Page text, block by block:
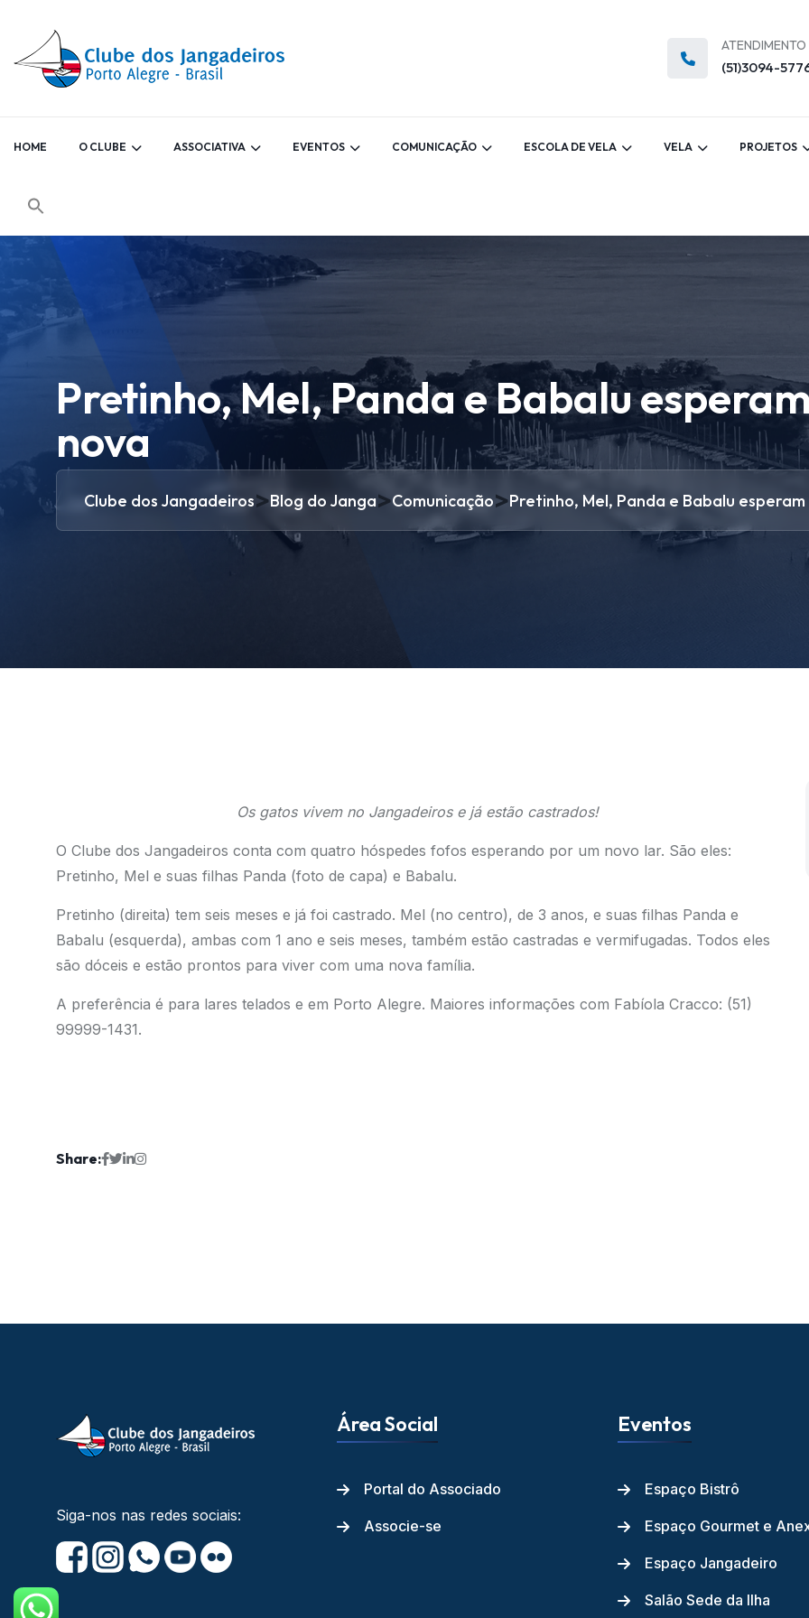
ATENDIMENTO
(51)3094-
HOME O CLUBE ASSOCIATIVA EVENTOS COMUNICAÇÃO ESCOLA DE VELA VELA PROJETOS
Pretinho, Mel, Panda e Babalu
nova
Clube dos Jangadeiros>Blog do Janga>Comunicação>Pretinho, Mel, Panda e Babalu
Os gatos vivem no Jangadeiros e já estão castrados!
O Clube dos Jangadeiros conta com quatro hóspedes fofos esperando por um novo lar. São eles:
Pretinho, Mel e suas filhas Panda (foto de capa) e Babalu.
Pretinho (direita) tem seis meses e já foi castrado. Mel (no centro), de 3 anos, e suas filhas Panda e
Babalu (esquerda), ambas com 1 ano e seis meses, também estão castradas e vermifugadas. Todos eles
são dóceis e estão prontos para viver com uma nova família.
A preferência é para lares telados e em Porto Alegre. Maiores informações com Fabíola Cracco: (51)
99999-1431.
Share:
Siga-nos nas redes sociais:
Área Social
Portal do Associado
Associe-se
Eventos
Espaço Bistrô
Espaço Gourmet e
Espaço Jangadeiro
Salão Sede da Ilha